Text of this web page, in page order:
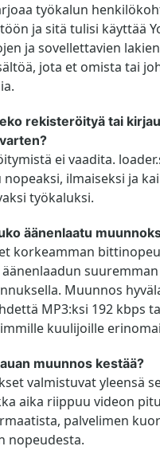
työkalun
ja sitä tulisi käyttää
ja sovellettavien
jota et omista tai
rekisteröityä tai
ei vaadita.
ilmaiseksi ja
työkaluksi.
äänenlaatu
korkeamman
Muunnos
MP3:ksi 192 kbps
kuulijoille
muunnos kestää?
valmistuvat yleensä
aika riippuu videon
palvelimen
nopeudesta.